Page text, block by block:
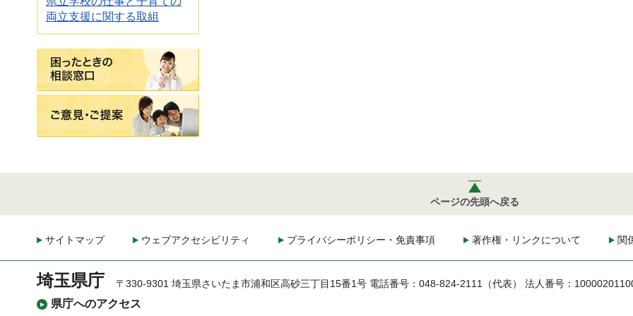
両立支援に関する取組
困ったときの相談窓口
ページの先頭へ戻る
サイトマップ ウェブアクセシビリティ プライバシーポリシー・免責事項 著作権・リンクについて 関
埼玉県庁
県庁へのアクセス
〒330-9301 埼玉県さいたま市浦和区高砂三丁目15番1号 電話番号：048-824-2111（代表） 法人番号：